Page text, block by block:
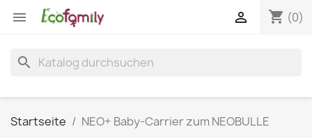
 shopping_cart (0)

search
Startseite NEO+ Baby-Carrier zum NEOBULLE